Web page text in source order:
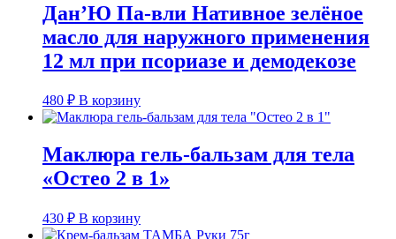
Дан’Ю Па-вли Нативное зелёное
масло для наружного применения
12 мл при псориазе и демодекозе
480 ₽ В корзину
Маклюра гель-бальзам для тела
«Остео 2 в 1»
430 ₽ В корзину